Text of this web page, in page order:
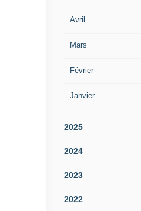
Avril
Mars
Février
Janvier
2025
2024
2023
2022